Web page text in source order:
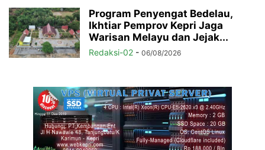
Program Penyengat Bedelau,
Ikhtiar Pemprov Kepri Jaga
Warisan Melayu dan Jejak...
Redaksi-02 - 06/08/2026